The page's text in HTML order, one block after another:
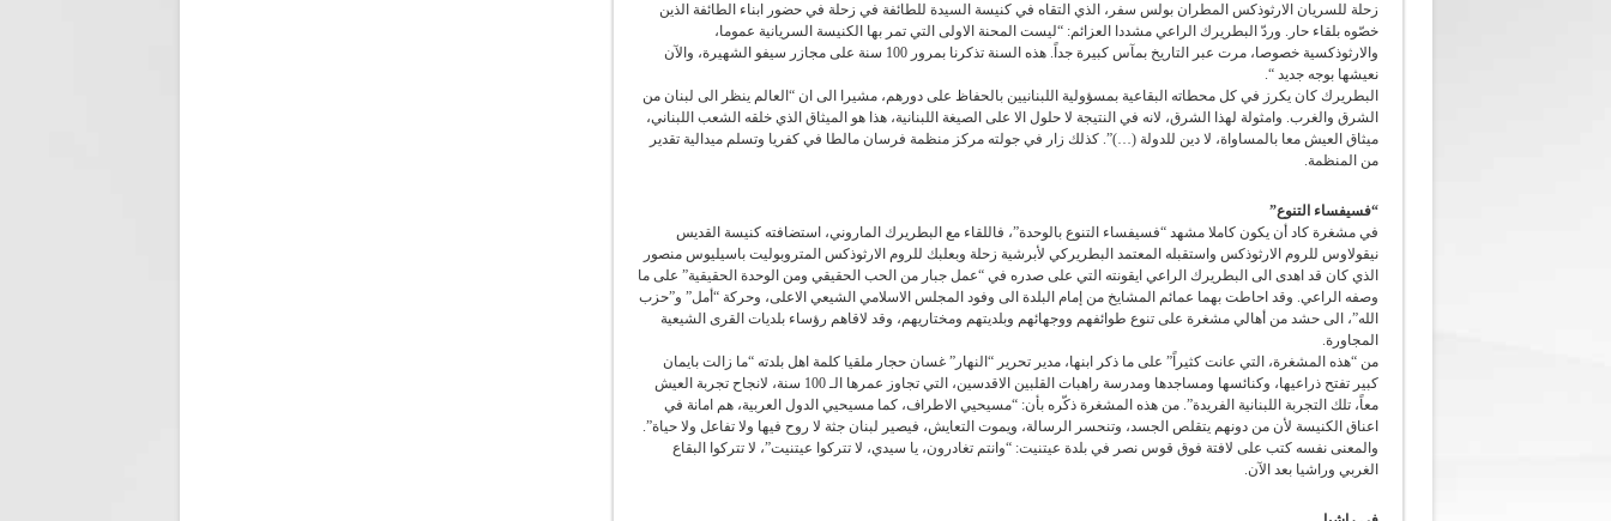
زحلة للسريان الارثوذكس المطران بولس سفر، الذي التقاه في كنيسة السيدة للطائفة في زحلة في حضور ابناء الطائفة الذين
خصّوه بلقاء حار. وردّ البطريرك الراعي مشددا العزائم: “ليست المحنة الاولى التي تمر بها الكنيسة السريانية عموما،
والارثوذكسية خصوصا، مرت عبر التاريخ بمآس كبيرة جداً. هذه السنة تذكرنا بمرور 100 سنة على مجازر سيفو الشهيرة، والآن
نعيشها بوجه جديد “.
البطريرك كان يكرز في كل محطاته البقاعية بمسؤولية اللبنانيين بالحفاظ على دورهم، مشيرا الى ان “العالم ينظر الى لبنان من
الشرق والغرب. وامثولة لهذا الشرق، لانه في النتيجة لا حلول الا على الصيغة اللبنانية، هذا هو الميثاق الذي خلقه الشعب اللبناني،
ميثاق العيش معا بالمساواة، لا دين للدولة (…)”. كذلك زار في جولته مركز منظمة فرسان مالطا في كفريا وتسلم ميدالية تقدير
من المنظمة.
“فسيفساء التنوع”
في مشغرة كاد أن يكون كاملا مشهد “فسيفساء التنوع بالوحدة”، فاللقاء مع البطريرك الماروني، استضافته كنيسة القديس
نيقولاوس للروم الارثوذكس واستقبله المعتمد البطريركي لأبرشية زحلة وبعلبك للروم الارثوذكس المتروبوليت باسيليوس منصور
الذي كان قد اهدى الى البطريرك الراعي ايقونته التي على صدره في “عمل جبار من الحب الحقيقي ومن الوحدة الحقيقية” على ما
وصفه الراعي. وقد احاطت بهما عمائم المشايخ من إمام البلدة الى وفود المجلس الاسلامي الشيعي الاعلى، وحركة “أمل” و”حزب
الله”، الى حشد من أهالي مشغرة على تنوع طوائفهم ووجهائهم وبلديتهم ومختاريهم، وقد لاقاهم رؤساء بلديات القرى الشيعية
المجاورة.
من “هذه المشغرة، التي عانت كثيراً” على ما ذكر ابنها، مدير تحرير “النهار” غسان حجار ملقيا كلمة اهل بلدته “ما زالت بايمان
كبير تفتح ذراعيها، وكنائسها ومساجدها ومدرسة راهبات القلبين الاقدسين، التي تجاوز عمرها الـ 100 سنة، لانجاح تجربة العيش
معاً، تلك التجربة اللبنانية الفريدة”. من هذه المشغرة ذكّره بأن: “مسيحيي الاطراف، كما مسيحيي الدول العربية، هم امانة في
اعناق الكنيسة لأن من دونهم يتقلص الجسد، وتنحسر الرسالة، ويموت التعايش، فيصير لبنان جثة لا روح فيها ولا تفاعل ولا حياة”.
والمعنى نفسه كتب على لافتة فوق قوس نصر في بلدة عيتنيت: “وانتم تغادرون، يا سيدي، لا تتركوا عيتنيت”، لا تتركوا البقاع
الغربي وراشيا بعد الآن.